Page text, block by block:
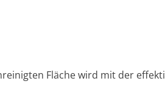
Fläche wird mit der